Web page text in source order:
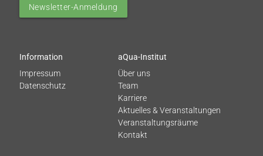
Newsletter-Anmeldung
Information
Impressum
Datenschutz
aQua-Institut
Über uns
Team
Karriere
Aktuelles & Veranstaltungen
Veranstaltungsräume
Kontakt